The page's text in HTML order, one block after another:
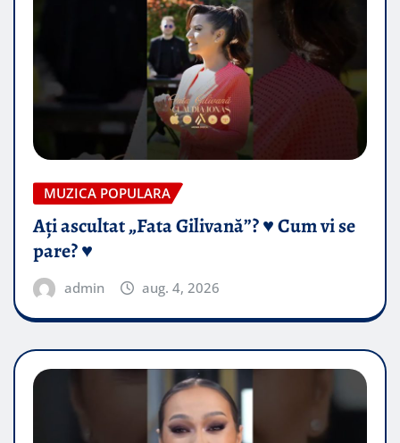
MUZICA POPULARA
Ați ascultat „Fata Gilivană”? ♥️ Cum vi se
pare? ♥️
admin aug. 4, 2026